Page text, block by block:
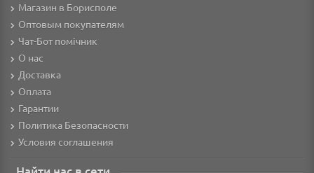
Магазин в Борисполе
Оптовым покупателям
Чат-Бот помічник
О нас
Доставка
Оплата
Гарантии
Политика Безопасности
Условия соглашения